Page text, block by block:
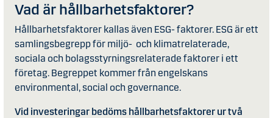
Vad är hållbarhetsfaktorer?
Hållbarhetsfaktorer kallas även ESG- faktorer. ESG är ett
samlingsbegrepp för miljö- och klimatrelaterade,
sociala och bolagsstyrningsrelaterade faktorer i ett
företag. Begreppet kommer från engelskans
environmental, social och governance.
Vid investeringar bedöms hållbarhetsfaktorer ur två